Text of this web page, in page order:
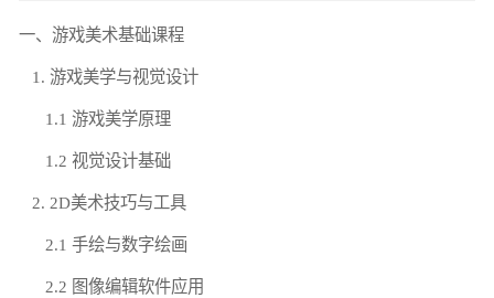
一、游戏美术基础课程
1. 游戏美学与视觉设计
1.1 游戏美学原理
1.2 视觉设计基础
2. 2D美术技巧与工具
2.1 手绘与数字绘画
2.2 图像编辑软件应用